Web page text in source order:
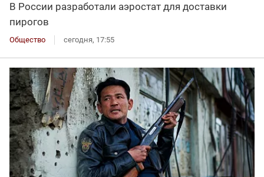
В России разработали аэростат для доставки
пирогов
Общество сегодня, 17:55